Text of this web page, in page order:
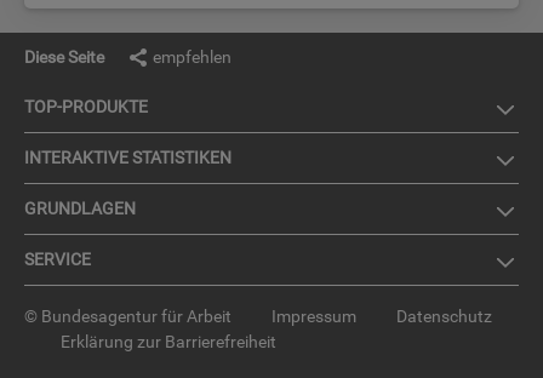
Diese Seite empfehlen
TOP-PRO­DUK­TE
IN­TER­AK­TI­VE STA­TIS­TI­KEN
GRUND­LA­GEN
SER­VICE
© Bundesagentur für Arbeit Impressum
Datenschutz
Erklärung zur Barrierefreiheit